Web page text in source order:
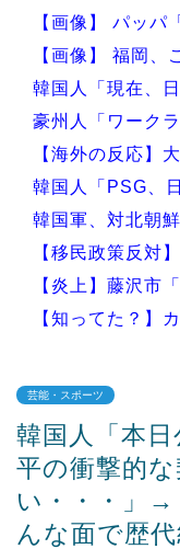
【画像】 パッパ
【画像】 福岡、
韓国人「現在、
豪州人「ワーク
【海外の反応】
韓国人「PSG、
韓国軍、対北朝
【移民政策反対
【炎上】藤沢市
【知ってた？】
Powered by
芸能・スポーツ
韓国人「本
平の衝撃的
い・・・」→
んな面で歴